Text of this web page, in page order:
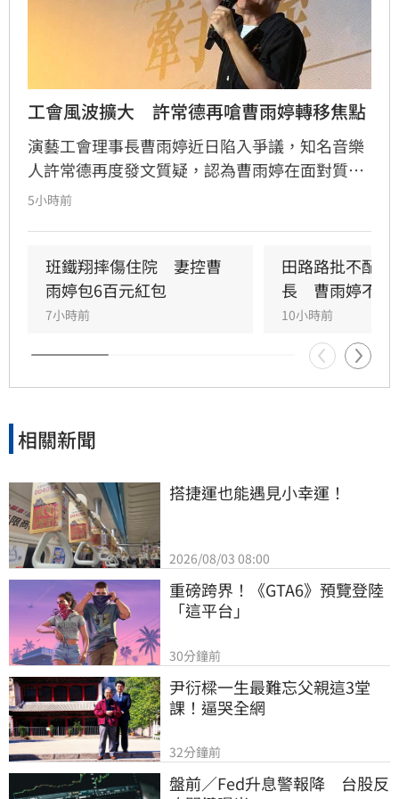
工會風波擴大　許常德再嗆曹雨婷轉移焦點
演藝工會理事長曹雨婷近日陷入爭議，知名音樂
人許常德再度發文質疑，認為曹雨婷在面對質疑
時，不應反問資深藝人池秋美關於田路路協助的
外界關注工會運作屬合理公共討論，核心在於工
會是否善盡職責，而非轉移焦點至個別藝人身
上。由於曹雨婷曾主動表示協助田路路，隨後引
發外界檢視工會作為，許常德呼籲曹雨婷應公開
說明近年會務內容，包括會費、企業贊助與政府
補助等經費運用情形，確保財務透明公開，才能
員權益獲得實質保障與完善照顧。
5小時前
班鐵翔摔傷住院　妻控曹
雨婷包6百元紅包
7小時前
田路路批不配
長　曹雨婷不忍
10小時前
相關新聞
搭捷運也能遇見小幸運！
2026/08/03 08:00
重磅跨界！《GTA6》預覽登陸
「這平台」
30分鐘前
尹衍樑一生最難忘父親這3堂
課！逼哭全網
32分鐘前
盤前／Fed升息警報降　台股反